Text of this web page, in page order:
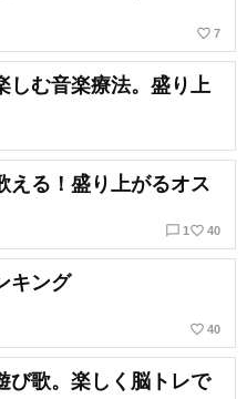
favorite_border 7
しむ音楽療法。盛り上
える！盛り上がるオス
chat_bubble_outline 1 favorite_border 40
キング
favorite_border 40
び歌。楽しく脳トレで